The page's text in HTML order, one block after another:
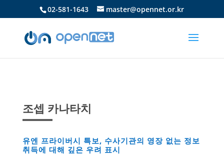
02-581-1643 master@opennet.or.kr
조셉 카나타치
유엔 프라이버시 특보, 수사기관의 영장 없는 정보
취득에 대해 깊은 우려 표시